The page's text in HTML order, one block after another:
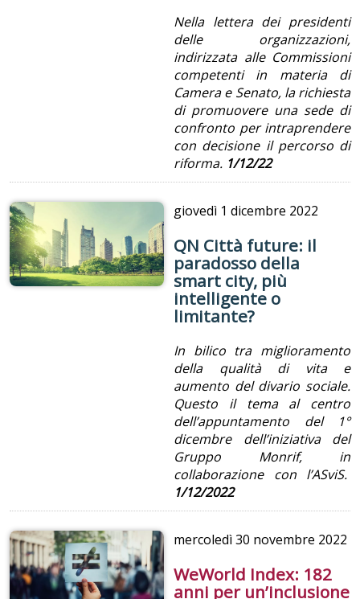
Nella lettera dei presidenti
delle organizzazioni,
indirizzata alle Commissioni
competenti in materia di
Camera e Senato, la richiesta
di promuovere una sede di
confronto per intraprendere
con decisione il percorso di
riforma. 1/12/22
giovedì 1 dicembre 2022
QN Città future: il
paradosso della
smart city, più
intelligente o
limitante?
In bilico tra miglioramento
della qualità di vita e
aumento del divario sociale.
Questo il tema al centro
dell’appuntamento del 1°
dicembre dell’iniziativa del
Gruppo Monrif, in
collaborazione con l’ASviS.
1/12/2022
mercoledì30 novembre 2022
WeWorld Index: 182
anni per un’inclusione